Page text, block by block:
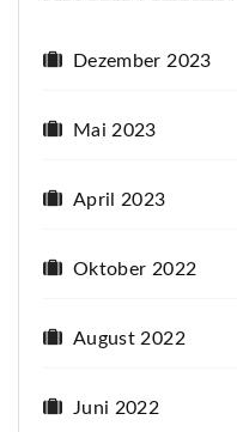
Dezember 2023
Mai 2023
April 2023
Oktober 2022
August 2022
Juni 2022